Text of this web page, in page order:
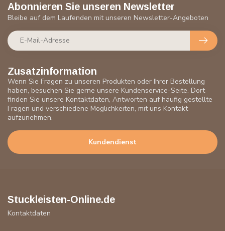
Zusatzinformation
Wenn Sie Fragen zu unseren Produkten oder Ihrer Bestellung
haben, besuchen Sie gerne unsere Kundenservice-Seite. Dort
finden Sie unsere Kontaktdaten, Antworten auf häufig gestellte
Fragen und verschiedene Möglichkeiten, mit uns Kontakt
aufzunehmen.
Kundendienst
Abonnieren Sie unseren Newsletter
Bleibe auf dem Laufenden mit unseren Newsletter-Angeboten
Stuckleisten-Online.de
Kontaktdaten